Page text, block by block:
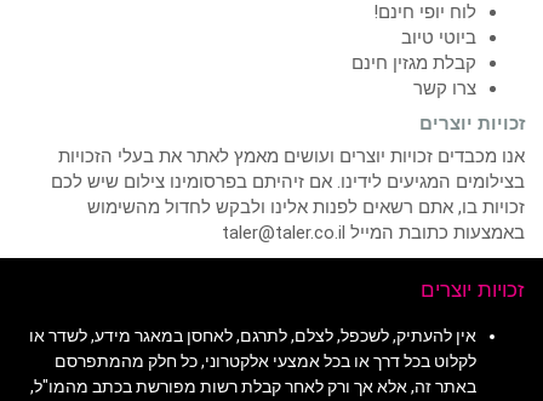
לוח יופי חינם!
ביוטי טיוב
קבלת מגזין חינם
צרו קשר
זכויות יוצרים
אנו מכבדים זכויות יוצרים ועושים מאמץ לאתר את בעלי הזכויות
בצילומים המגיעים לידינו. אם זיהיתם בפרסומינו צילום שיש לכם
זכויות בו, אתם רשאים לפנות אלינו ולבקש לחדול מהשימוש
באמצעות כתובת המייל taler@taler.co.il
זכויות יוצרים
אין להעתיק, לשכפל, לצלם, לתרגם, לאחסן במאגר מידע, לשדר או
לקלוט בכל דרך או בכל אמצעי אלקטרוני, כל חלק מהמתפרסם
באתר זה, אלא אך ורק לאחר קבלת רשות מפורשת בכתב מהמו"ל,